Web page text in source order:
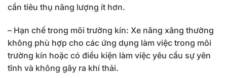
cần tiêu thụ năng lượng ít hơn.
– Hạn chế trong môi trường kín: Xe nâng xăng thường
không phù hợp cho các ứng dụng làm việc trong môi
trường kín hoặc có điều kiện làm việc yêu cầu sự yên
tĩnh và không gây ra khí thải.